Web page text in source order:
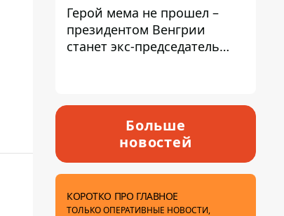
Герой мема не прошел –
президентом Венгрии
станет экс-председатель
Больше
новостей
КОРОТКО ПРО ГЛАВНОЕ
ТОЛЬКО ОПЕРАТИВНЫЕ НОВОСТИ,